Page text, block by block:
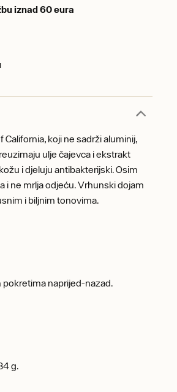
iznad 60 eura
koji ne sadrži aluminij,
ulje čajevca i ekstrakt
i djeluju antibakterijski. Osim
i ne mrlja odjeću. Vrhunski dojam
i biljnim tonovima.
naprijed-nazad.
g.